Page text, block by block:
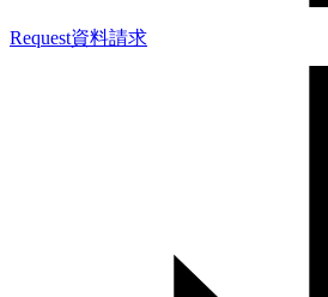
Request資料請求